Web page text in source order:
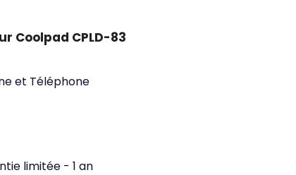
Coolpad CPLD-83
et Téléphone
limitée - 1 an